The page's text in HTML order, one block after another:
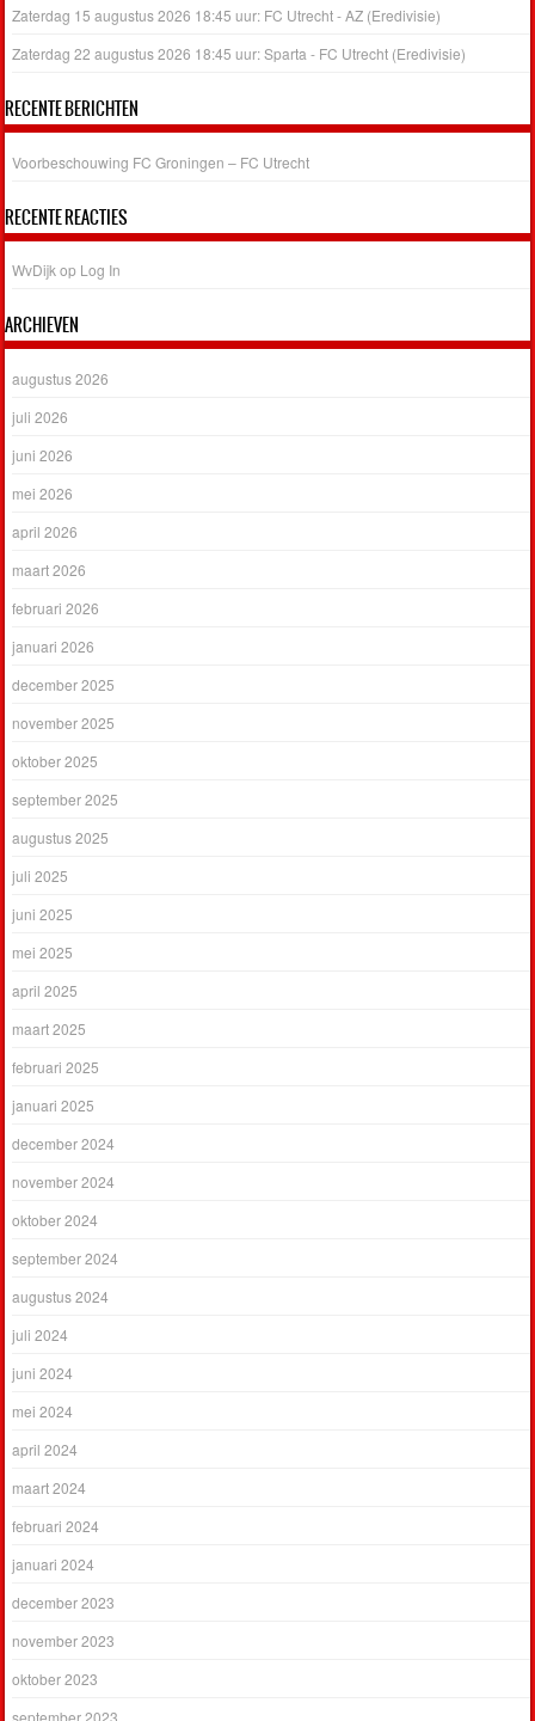
Zaterdag 15 augustus 2026 18:45 uur: FC Utrecht - AZ (Eredivisie)
Zaterdag 22 augustus 2026 18:45 uur: Sparta - FC Utrecht (Eredivisie)
RECENTE BERICHTEN
Voorbeschouwing FC Groningen – FC Utrecht
RECENTE REACTIES
WvDijk op Log In
ARCHIEVEN
augustus 2026
juli 2026
juni 2026
mei 2026
april 2026
maart 2026
februari 2026
januari 2026
december 2025
november 2025
oktober 2025
september 2025
augustus 2025
juli 2025
juni 2025
mei 2025
april 2025
maart 2025
februari 2025
januari 2025
december 2024
november 2024
oktober 2024
september 2024
augustus 2024
juli 2024
juni 2024
mei 2024
april 2024
maart 2024
februari 2024
januari 2024
december 2023
november 2023
oktober 2023
september 2023